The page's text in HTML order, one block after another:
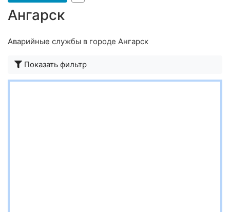
Ангарск
Аварийные службы в городе Ангарск
Показать фильтр